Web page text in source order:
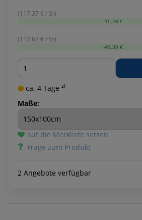
(117.37 € / St)
-10,28 €
(112.63 € / St)
-49,39 €
Menge
ca. 4 Tage ²⁾
Maße:
auf die Merkliste setzen
Frage zum Produkt
2 Angebote verfügbar